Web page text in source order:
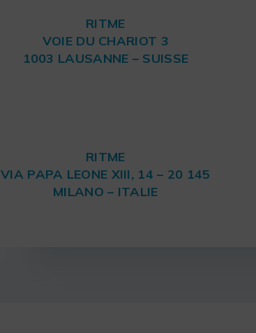
RITME
VOIE DU CHARIOT 3
1003 LAUSANNE – SUISSE
RITME
VIA PAPA LEONE XIII, 14 – 20 145
MILANO – ITALIE